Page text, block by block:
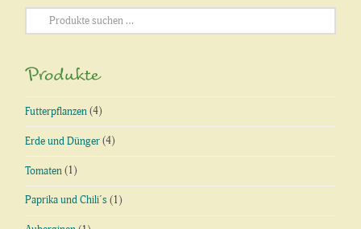
Suchen
nach:
Produkte
Futterpflanzen (4)
Erde und Dünger (4)
Tomaten (1)
Paprika und Chili´s (1)